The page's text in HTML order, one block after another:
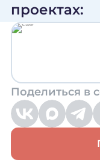
проектах:
Поделиться в